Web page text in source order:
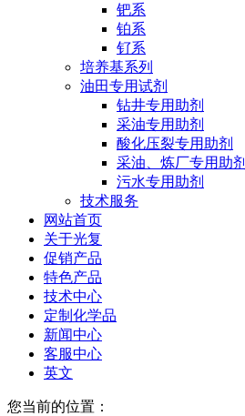
钯系
铂系
钌系
培养基系列
油田专用试剂
钻井专用助剂
采油专用助剂
酸化压裂专用助剂
采油、炼厂专用助剂
污水专用助剂
技术服务
网站首页
关于光复
促销产品
特色产品
技术中心
定制化学品
新闻中心
客服中心
英文
您当前的位置：